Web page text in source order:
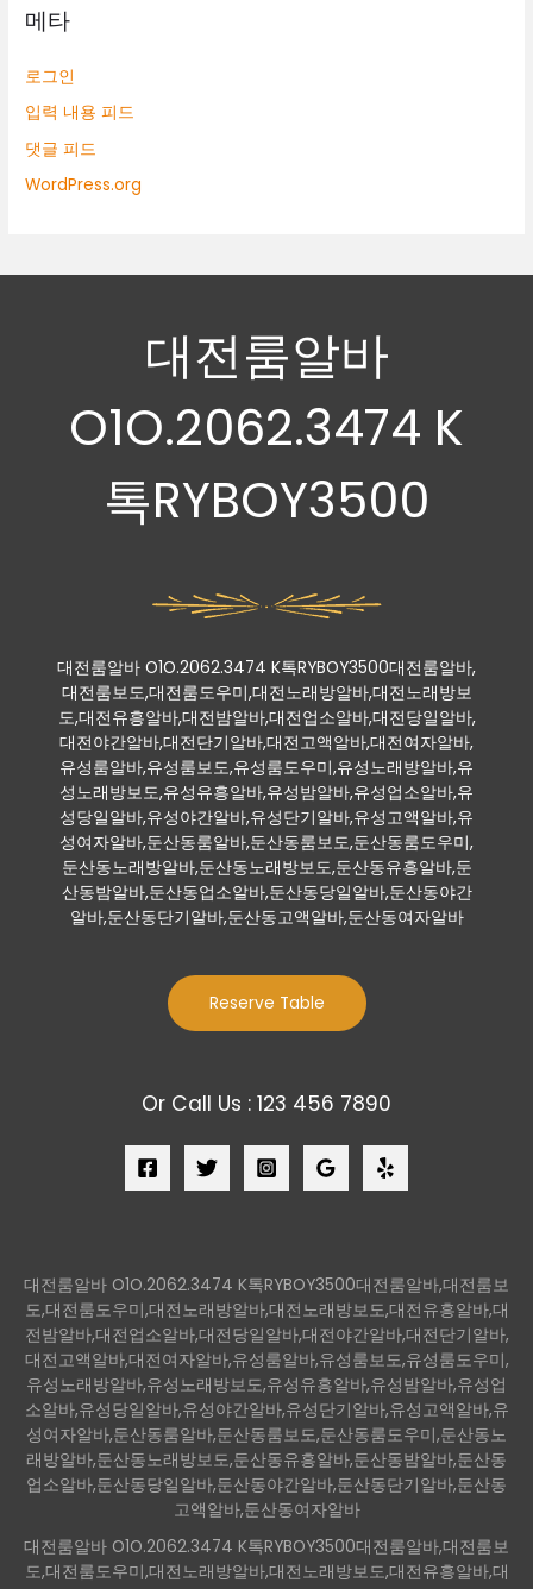
메타
로그인
입력 내용 피드
댓글 피드
WordPress.org
대전룸알바
O1O.2062.3474 K
톡RYBOY3500
대전룸알바 O1O.2062.3474 K톡RYBOY3500대전룸알바,
대전룸보도,대전룸도우미,대전노래방알바,대전노래방보
도,대전유흥알바,대전밤알바,대전업소알바,대전당일알바,
대전야간알바,대전단기알바,대전고액알바,대전여자알바,
유성룸알바,유성룸보도,유성룸도우미,유성노래방알바,유
성노래방보도,유성유흥알바,유성밤알바,유성업소알바,유
성당일알바,유성야간알바,유성단기알바,유성고액알바,유
성여자알바,둔산동룸알바,둔산동룸보도,둔산동룸도우미,
둔산동노래방알바,둔산동노래방보도,둔산동유흥알바,둔
산동밤알바,둔산동업소알바,둔산동당일알바,둔산동야간
알바,둔산동단기알바,둔산동고액알바,둔산동여자알바
Reserve Table
Or Call Us : 123 456 7890
대전룸알바 O1O.2062.3474 K톡RYBOY3500대전룸알바,대전룸보
도,대전룸도우미,대전노래방알바,대전노래방보도,대전유흥알바,대
전밤알바,대전업소알바,대전당일알바,대전야간알바,대전단기알바,
대전고액알바,대전여자알바,유성룸알바,유성룸보도,유성룸도우미,
유성노래방알바,유성노래방보도,유성유흥알바,유성밤알바,유성업
소알바,유성당일알바,유성야간알바,유성단기알바,유성고액알바,유
성여자알바,둔산동룸알바,둔산동룸보도,둔산동룸도우미,둔산동노
래방알바,둔산동노래방보도,둔산동유흥알바,둔산동밤알바,둔산동
업소알바,둔산동당일알바,둔산동야간알바,둔산동단기알바,둔산동
고액알바,둔산동여자알바
대전룸알바 O1O.2062.3474 K톡RYBOY3500대전룸알바,대전룸보
도,대전룸도우미,대전노래방알바,대전노래방보도,대전유흥알바,대